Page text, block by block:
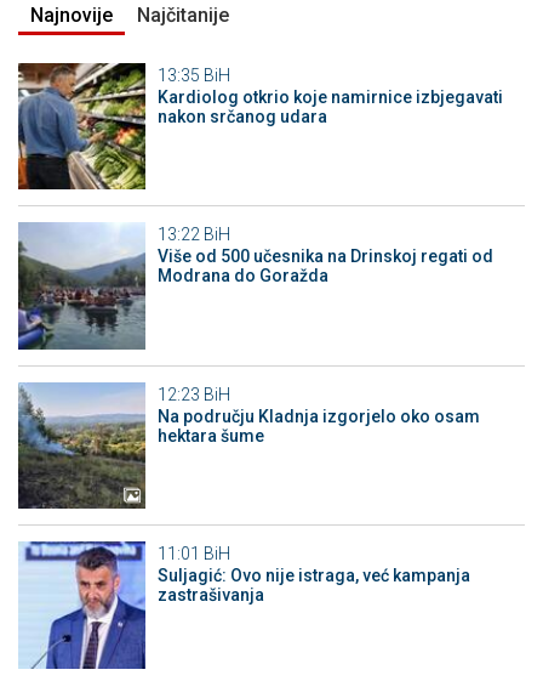
Najnovije Najčitanije
13:35 BiH
Kardiolog otkrio koje namirnice izbjegavati
nakon srčanog udara
13:22 BiH
Više od 500 učesnika na Drinskoj regati od
Modrana do Goražda
12:23 BiH
Na području Kladnja izgorjelo oko osam
hektara šume
11:01 BiH
Suljagić: Ovo nije istraga, već kampanja
zastrašivanja